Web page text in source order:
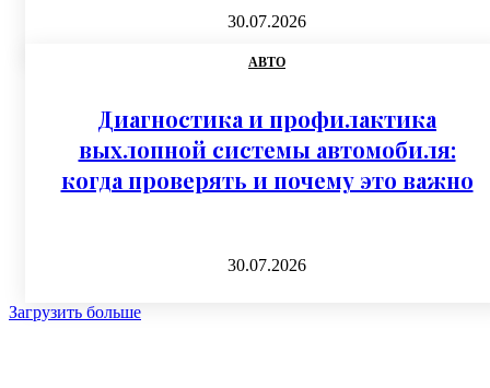
30.07.2026
АВТО
Диагностика и профилактика
выхлопной системы автомобиля:
когда проверять и почему это важно
30.07.2026
Загрузить больше